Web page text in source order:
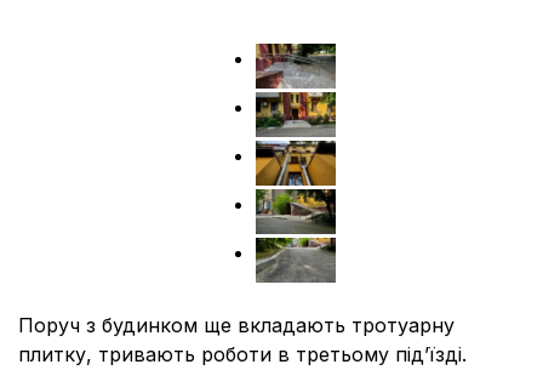
Поруч з будинком ще вкладають тротуарну
плитку, тривають роботи в третьому під’їзді.